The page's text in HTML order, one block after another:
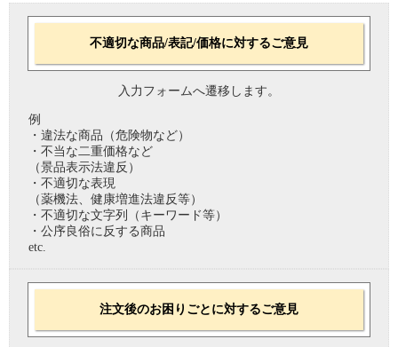
不適切な商品/表記/価格に対するご意見
入力フォームへ遷移します。
例
・違法な商品（危険物など）
・不当な二重価格など
（景品表示法違反）
・不適切な表現
（薬機法、健康増進法違反等）
・不適切な文字列（キーワード等）
・公序良俗に反する商品
etc.
注文後のお困りごとに対するご意見